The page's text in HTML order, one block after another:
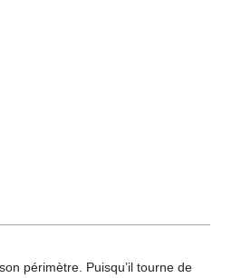
périmètre. Puisqu’il tourne de